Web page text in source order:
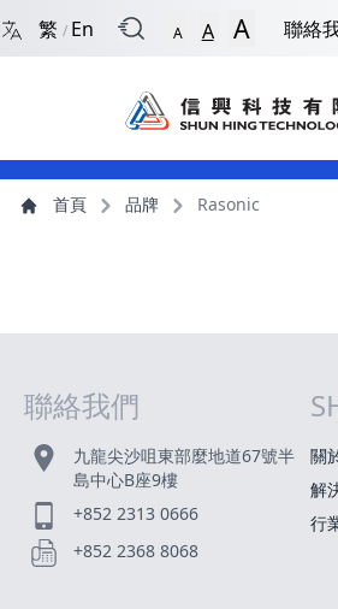
跳到捷徑選項 跳到主導航選單
繁 / En A A A 聯絡
主導航選單
主內容 首頁 品牌 Rasonic
聯絡我們
九龍尖沙咀東部麼地道67號半
島中心B座9樓
+852 2313 0666
+852 2368 8068
網
關
解
行